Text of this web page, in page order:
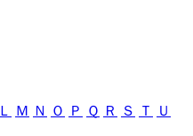
Ｌ Ｍ Ｎ Ｏ Ｐ Ｑ Ｒ Ｓ Ｔ
Ｕ